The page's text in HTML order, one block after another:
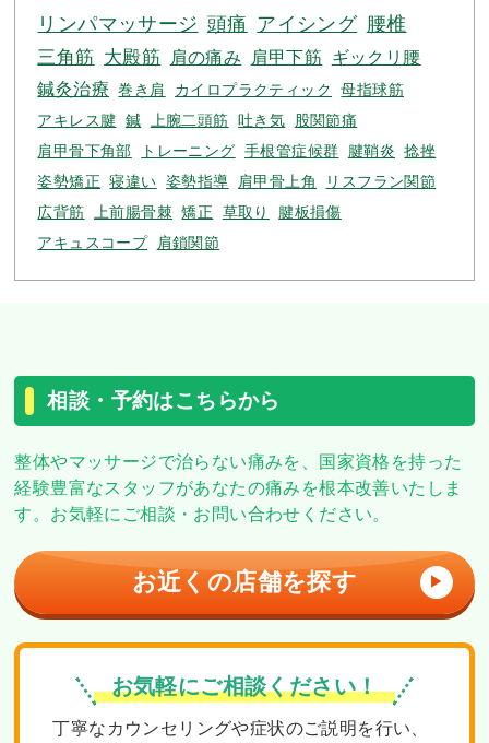
リンパマッサージ 頭痛 アイシング 腰椎
三角筋 大殿筋 肩の痛み 肩甲下筋 ギックリ腰
鍼灸治療 巻き肩 カイロプラクティック
母指球筋
アキレス腱 鍼 上腕二頭筋 吐き気
股関節痛
肩甲骨下角部
トレーニング 手根管症候群 腱鞘炎 捻挫
姿勢矯正 寝違い 姿勢指導 肩甲骨上角
リスフラン関節
広背筋
上前腸骨棘 矯正 草取り
腱板損傷
アキュスコープ
肩鎖関節
相談・予約はこちらから
整体やマッサージで治らない痛みを、
国家資格を持った
経験豊富なスタッフがあなたの痛みを根本改善いたしま
す。 お気軽にご相談・お問い合わせください。
お近くの店舗を探す ▶
お気軽にご相談ください！
丁寧なカウンセリングや症状のご説明を行い、